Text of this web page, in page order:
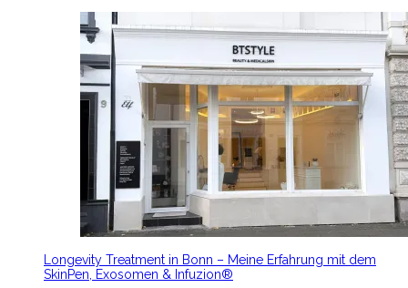
Longevity Treatment in Bonn – Meine Erfahrung mit dem
SkinPen, Exosomen & Infuzion®